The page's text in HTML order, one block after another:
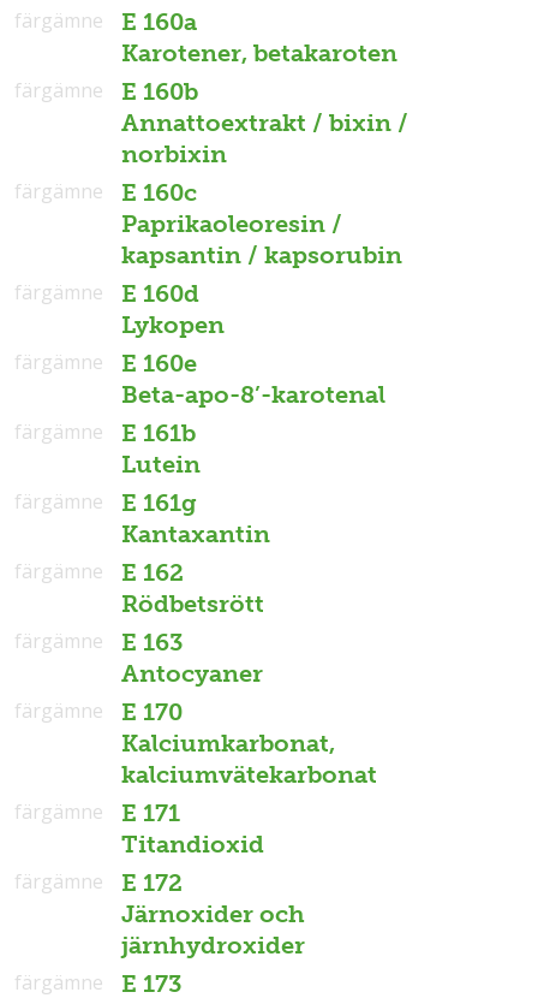
E 160a
Karotener, betakaroten
färgämne
E 160b
Annattoextrakt / bixin /
norbixin
färgämne
E 160c
Paprikaoleoresin /
kapsantin / kapsorubin
färgämne
E 160d
Lykopen
färgämne
E 160e
Beta-apo-8’-karotenal
färgämne
E 161b
Lutein
färgämne
E 161g
Kantaxantin
färgämne
E 162
Rödbetsrött
färgämne
E 163
Antocyaner
färgämne
E 170
Kalciumkarbonat,
kalciumvätekarbonat
färgämne
E 171
Titandioxid
färgämne
E 172
Järnoxider och
järnhydroxider
färgämne
E 173
färgämne